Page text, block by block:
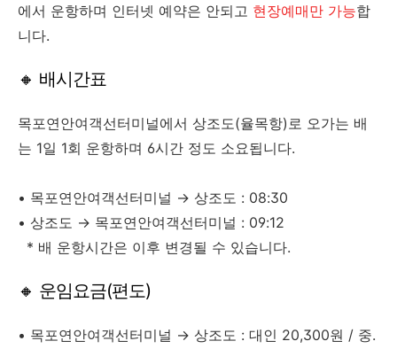
에서 운항하며 인터넷 예약은 안되고 현장예매만 가능합
니다.
🔸 배시간표
목포연안여객선터미널에서 상조도(율목항)로 오가는 배
는 1일 1회 운항하며 6시간 정도 소요됩니다.
• 목포연안여객선터미널 → 상조도 : 08:30
• 상조도 → 목포연안여객선터미널 : 09:12
* 배 운항시간은 이후 변경될 수 있습니다.
🔸 운임요금(편도)
• 목포연안여객선터미널 → 상조도 : 대인 20,300원 / 중.